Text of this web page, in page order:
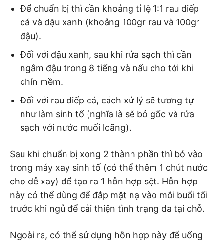
Để chuẩn bị thì cần khoảng tỉ lệ 1:1 rau diếp
cá và đậu xanh (khoảng 100gr rau và 100gr
đậu).
Đối với đậu xanh, sau khi rửa sạch thì cần
ngâm đậu trong 8 tiếng và nấu cho tới khi
chín mềm.
Đối với rau diếp cá, cách xử lý sẽ tương tự
như làm sinh tố (nghĩa là sẽ bỏ gốc và rửa
sạch với nước muối loãng).
Sau khi chuẩn bị xong 2 thành phần thì bỏ vào
trong máy xay sinh tố (có thể thêm 1 chút nước
cho dễ xay) để tạo ra 1 hỗn hợp sệt. Hỗn hợp
này có thể dùng để đắp mặt nạ vào mỗi buổi tối
trước khi ngủ để cải thiện tình trạng da tại chỗ.
Ngoài ra, có thể sử dụng hỗn hợp này để uống